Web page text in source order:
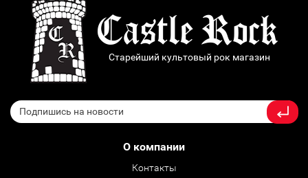
Старейший культовый рок магазин
О компании
Контакты